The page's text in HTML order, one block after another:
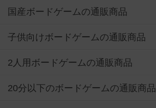
国産ボードゲームの通販商品
子供向けボードゲームの通販商品
2人用ボードゲームの通販商品
20分以下のボードゲームの通販商品